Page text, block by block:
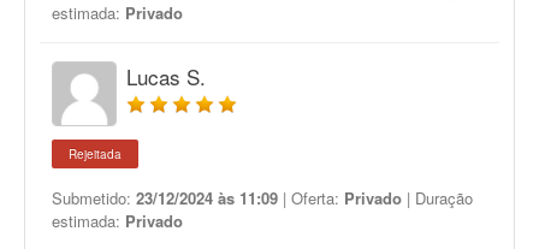
estimada: Privado
Lucas S.
Rejeitada
Submetido: 23/12/2024 às 11:09 | Oferta: Privado | Duração
estimada: Privado